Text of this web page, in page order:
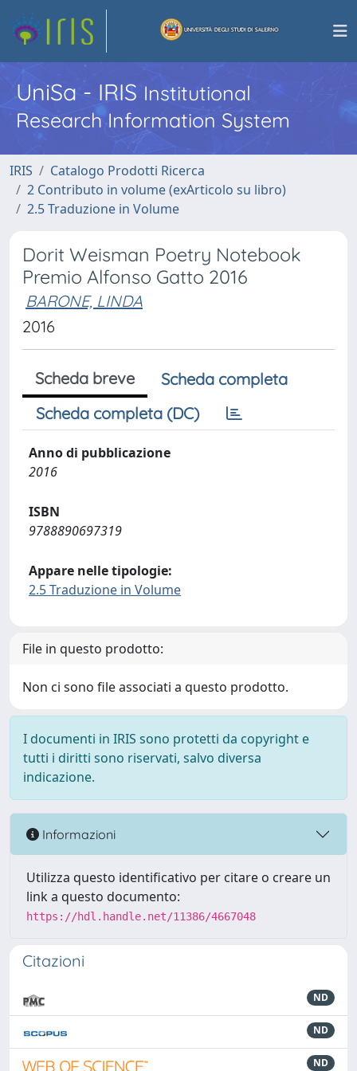
UniSa - IRISInstitutional
Research Information System
IRIS
Catalogo Prodotti Ricerca
2 Contributo in volume (exArticolo su libro)
2.5 Traduzione in Volume
Dorit Weisman Poetry Notebook
Premio Alfonso Gatto 2016
BARONE, LINDA
2016
Scheda breve
Scheda completa
Scheda completa (DC)
Anno di pubblicazione
2016
ISBN
9788890697319
Appare nelle tipologie:
2.5 Traduzione in Volume
File in questo prodotto:
Non ci sono file associati a questo prodotto.
I documenti in IRIS sono protetti da copyright e
tutti i diritti sono riservati, salvo diversa
indicazione.
Informazioni
Utilizza questo identificativo per citare o creare un
link a questo documento:
https://hdl.handle.net/11386/4667048
Citazioni
ND
ND
ND